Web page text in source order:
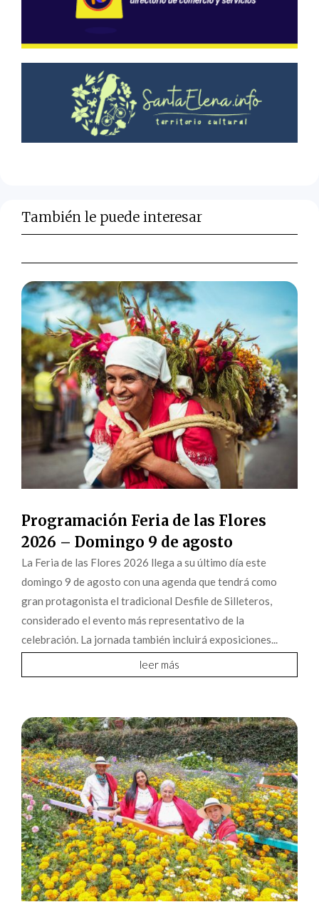
También le puede interesar
Programación Feria de las Flores
2026 – Domingo 9 de agosto
La Feria de las Flores 2026 llega a su último día este
domingo 9 de agosto con una agenda que tendrá como
gran protagonista el tradicional Desfile de Silleteros,
considerado el evento más representativo de la
celebración. La jornada también incluirá exposiciones...
leer más